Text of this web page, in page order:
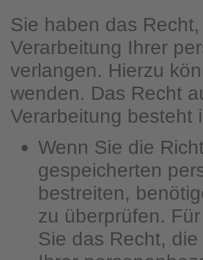
Sie haben das
Verarbeitung Ihrer
verlangen. Hierzu
wenden. Das Recht
Verarbeitung besteht
Wenn Sie die
gespeicherten
bestreiten,
zu überprüfen.
Sie das Recht,